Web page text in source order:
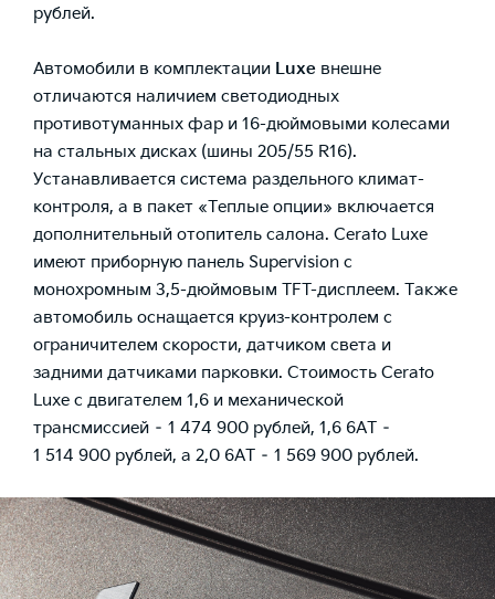
рублей.
Автомобили в комплектации Luxe внешне
отличаются наличием светодиодных
противотуманных фар и 16-дюймовыми колесами
на стальных дисках (шины 205/55 R16).
Устанавливается система раздельного климат-
контроля, а в пакет «Теплые опции» включается
дополнительный отопитель салона. Cerato Luxe
имеют приборную панель Supervision с
монохромным 3,5-дюймовым TFT-дисплеем. Также
автомобиль оснащается круиз-контролем с
ограничителем скорости, датчиком света и
задними датчиками парковки. Стоимость Cerato
Luxe с двигателем 1,6 и механической
трансмиссией – 1 474 900 рублей, 1,6 6АТ –
1 514 900 рублей, а 2,0 6АТ – 1 569 900 рублей.